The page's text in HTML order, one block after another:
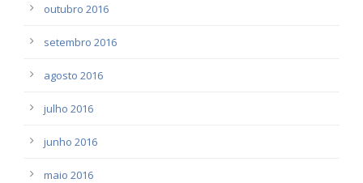
outubro 2016
setembro 2016
agosto 2016
julho 2016
junho 2016
maio 2016